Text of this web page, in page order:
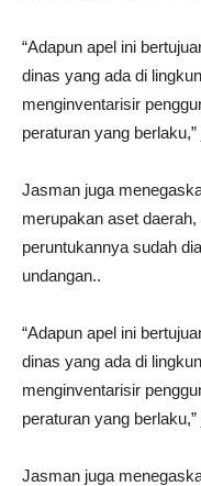
“Adapun apel ini
dinas yang ada di
menginventarisir
peraturan yang
Jasman juga
merupakan aset
peruntukannya sudah
undangan..
“Adapun apel ini
dinas yang ada di
menginventarisir
peraturan yang
Jasman juga